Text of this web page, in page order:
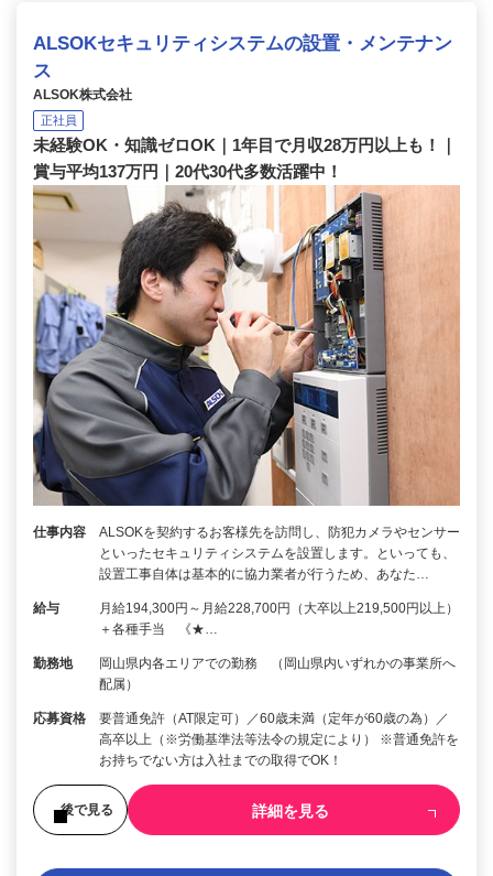
ALSOKセキュリティシステムの設置・メンテナン
ス
ALSOK株式会社
正社員
未経験OK・知識ゼロOK｜1年目で月収28万円以上も！｜
賞与平均137万円｜20代30代多数活躍中！
仕事内容
ALSOKを契約するお客様先を訪問し、防犯カメラやセンサー
といったセキュリティシステムを設置します。といっても、
設置工事自体は基本的に協力業者が行うため、あなた…
給与
月給194,300円～月給228,700円（大卒以上219,500円以上）
＋各種手当 《★…
勤務地
岡山県内各エリアでの勤務 （岡山県内いずれかの事業所へ
配属）
応募資格
要普通免許（AT限定可）／60歳未満（定年が60歳の為）／
高卒以上（※労働基準法等法令の規定により） ※普通免許を
お持ちでない方は入社までの取得でOK！
後で見る 詳細を見る